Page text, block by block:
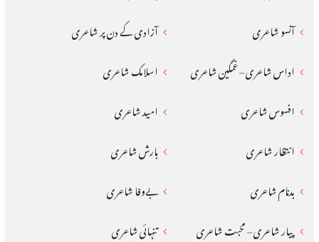
آنسو شاعری
آزادی کے دن پر شاعری
اداس شاعری – غمگین شاعری
اسلامک شاعری
افسوس شاعری
امید شاعری
انتظار شاعری
بارش شاعری
بدنام شاعری
بےوفا شاعری
پیار شاعری – محبت شاعری
تنہائی شاعری